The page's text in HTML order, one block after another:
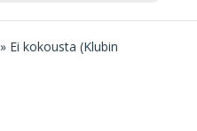
» Ei kokousta (Klubin